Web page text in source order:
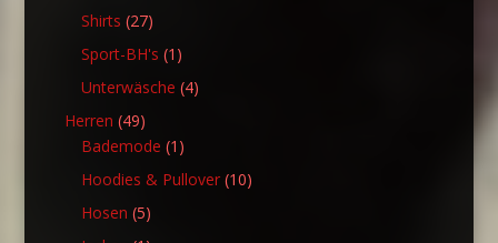
Produkte
Shirts 2727
Produkte
Sport-BH's 1 1
Produkt
Unterwäsche 44
Herren 4949
Produkte
Bademode 1 1
Produkt
Hoodies & Pullover 1010
Hosen 55
Produkte